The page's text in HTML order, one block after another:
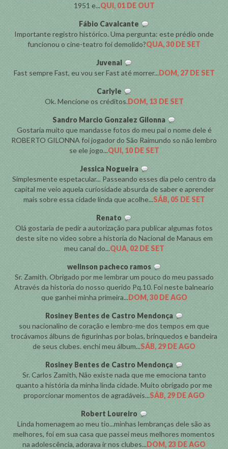
1951 e...QUI, 01 DE OUT
Fábio Cavalcante
Importante registro histórico. Uma pergunta: este prédio onde
funcionou o cine-teatro foi demolido?QUA, 30 DE SET
Juvenal
Fast sempre Fast, eu vou ser Fast até morrer...DOM, 27 DE SET
Carlyle
Ok. Mencione os créditos.DOM, 13 DE SET
Sandro Marcio Gonzalez Gilonna
Gostaria muito que mandasse fotos do meu pai o nome dele é
ROBERTO GILONNA foi jogador do São Raimundo so não lembro
se ele jogo...QUI, 10 DE SET
Jessica Nogueira
Simplesmente espetacular... Passeando esses dia pelo centro da
capital me veio aquela curiosidade absurda de saber e aprender
mais sobre essa cidade linda que acolhe...SÁB, 05 DE SET
Renato
Olá gostaria de pedir a autorização para publicar algumas fotos
deste site no video sobre a historia do Nacional de Manaus em
meu canal do...QUA, 02 DE SET
welinson pacheco ramos
Sr. Zamith. Obrigado por me lembrar um pouco do meu passado
Através da historia do nosso querido Pq.10. Foi neste balneario
que ganhei minha primeira...DOM, 30 DE AGO
Rosiney Bentes de Castro Mendonça
sou nacionalino de coração e lembro-me dos tempos em que
trocávamos álbuns de figurinhas por bolas, brinquedos e bandeira
de seus clubes. enchi meu álbum...SÁB, 29 DE AGO
Rosiney Bentes de Castro Mendonça
Sr. Carlos Zamith, Não existe nada que me emociona tanto
quanto a história da minha linda cidade. Muito obrigado por me
proporcionar momentos de agradáveis...SÁB, 29 DE AGO
Robert Loureiro
Linda homenagem ao meu tio...minhas lembranças dele são as
melhores, foi em sua casa que passei meus melhores momentos
na adolescência, adorava ir nos clubes...DOM, 23 DE AGO